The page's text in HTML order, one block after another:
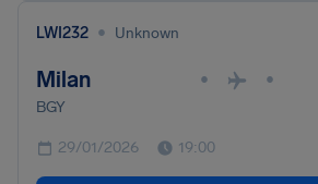
LWI232 • Unknown
Milan • •
BGY
29/01/2026 19:00